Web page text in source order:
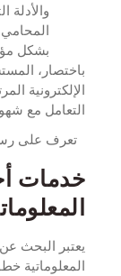
المحامي
بشكل
باختصار،
الإلكترونية
التعامل مع
تعرف على
خدمات
يعتبر البحث
المعلوماتية